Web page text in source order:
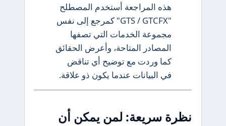
هذه المراجعة أستخدم المصطلح
"GTS / GTCFX" كمرجع إلى نفس
مجموعة الخدمات التي تصفها
المصادر المتاحة، وأعرض الحقائق
كما وردت مع توضيح أي تناقض
في البيانات عندما يكون ذو علاقة.
سريعة: لمن يمكن أن